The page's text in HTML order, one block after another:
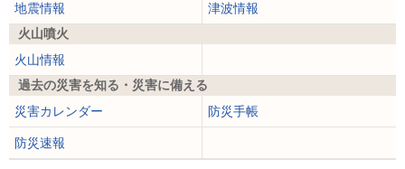
地震情報
津波情報
火山噴火
火山情報
過去の災害を知る・災害に備える
災害カレンダー
防災手帳
防災速報